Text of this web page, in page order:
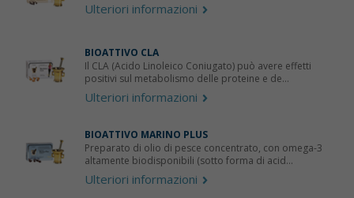
Ulteriori informazioni
BIOATTIVO CLA
Il CLA (Acido Linoleico Coniugato) può avere effetti
positivi sul metabolismo delle proteine e de...
Ulteriori informazioni
BIOATTIVO MARINO PLUS
Preparato di olio di pesce concentrato, con omega-3
altamente biodisponibili (sotto forma di acid...
Ulteriori informazioni